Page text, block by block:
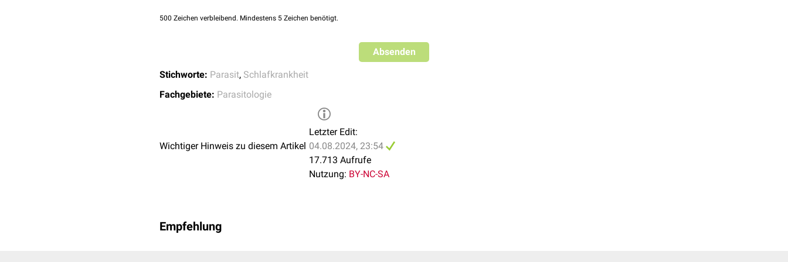
500 Zeichen verbleibend. Mindestens 5 Zeichen benötigt.
Absenden
Stichworte: Parasit, Schlafkrankheit
Fachgebiete: Parasitologie
Wichtiger Hinweis zu diesem Artikel
Letzter Edit:
04.08.2024, 23:54
17.713 Aufrufe
Nutzung: BY-NC-SA
Empfehlung